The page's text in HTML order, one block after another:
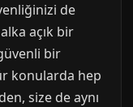
de
açık bir
bir
konularda hep
size de aynı